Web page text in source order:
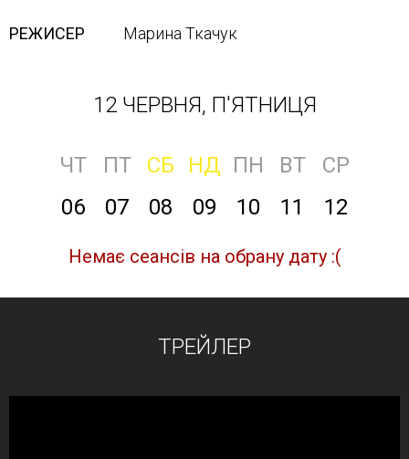
РЕЖИСЕР Марина Ткачук
12 ЧЕРВНЯ, П'ЯТНИЦЯ
ЧТ ПТ СБ НД ПН ВТ
СР
06
07 08 09 10 11 12
Немає сеансів на обрану дату :(
ТРЕЙЛЕР